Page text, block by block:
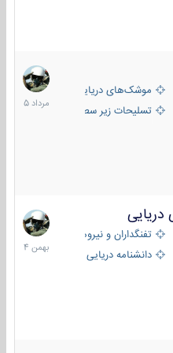
موشک‌های دریایی
تسلیحات زیر سطحی
2
مرداد
1405
تفنگداران و نیروهای ویژه‌ی دریایی
مختلف
دانشنامه دریایی
22
بهمن
1404